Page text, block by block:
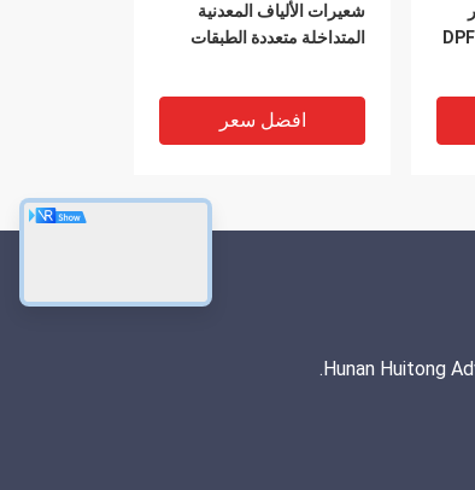
شعيرات الألياف المعدنية
المتداخلة متعددة الطبقات
افضل سعر
Hunan Huitong